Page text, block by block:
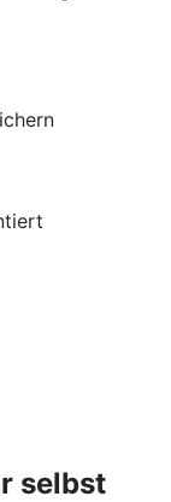
selbst